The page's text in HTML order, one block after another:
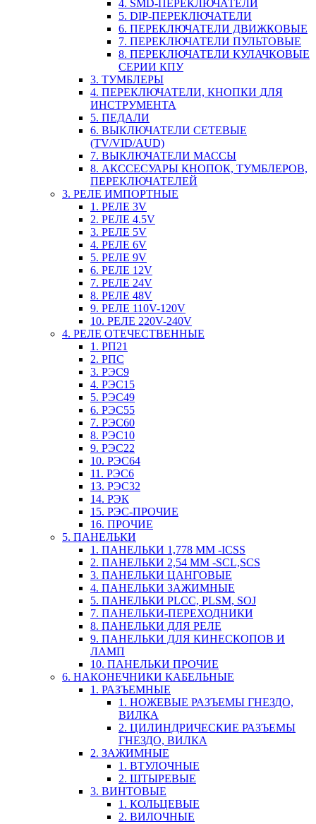
4. SMD-ПЕРЕКЛЮЧАТЕЛИ
5. DIP-ПЕРЕКЛЮЧАТЕЛИ
6. ПЕРЕКЛЮЧАТЕЛИ ДВИЖКОВЫЕ
7. ПЕРЕКЛЮЧАТЕЛИ ПУЛЬТОВЫЕ
8. ПЕРЕКЛЮЧАТЕЛИ КУЛАЧКОВЫЕ
СЕРИИ КПУ
3. ТУМБЛЕРЫ
4. ПЕРЕКЛЮЧАТЕЛИ, КНОПКИ ДЛЯ
ИНСТРУМЕНТА
5. ПЕДАЛИ
6. ВЫКЛЮЧАТЕЛИ СЕТЕВЫЕ
(TV/VID/AUD)
7. ВЫКЛЮЧАТЕЛИ МАССЫ
8. АКССЕСУАРЫ КНОПОК, ТУМБЛЕРОВ,
ПЕРЕКЛЮЧАТЕЛЕЙ
3. РЕЛЕ ИМПОРТНЫЕ
1. РЕЛЕ 3V
2. РЕЛЕ 4.5V
3. РЕЛЕ 5V
4. РЕЛЕ 6V
5. РЕЛЕ 9V
6. РЕЛЕ 12V
7. РЕЛЕ 24V
8. РЕЛЕ 48V
9. РЕЛЕ 110V-120V
10. РЕЛЕ 220V-240V
4. РЕЛЕ ОТЕЧЕСТВЕННЫЕ
1. РП21
2. РПС
3. РЭС9
4. РЭС15
5. РЭС49
6. РЭС55
7. РЭС60
8. РЭС10
9. РЭС22
10. РЭС64
11. РЭС6
13. РЭС32
14. РЭК
15. РЭС-ПРОЧИЕ
16. ПРОЧИЕ
5. ПАНЕЛЬКИ
1. ПАНЕЛЬКИ 1,778 ММ -ICSS
2. ПАНЕЛЬКИ 2,54 ММ -SCL,SCS
3. ПАНЕЛЬКИ ЦАНГОВЫЕ
4. ПАНЕЛЬКИ ЗАЖИМНЫЕ
5. ПАНЕЛЬКИ PLCC, PLSM, SOJ
7. ПАНЕЛЬКИ-ПЕРЕХОДНИКИ
8. ПАНЕЛЬКИ ДЛЯ РЕЛЕ
9. ПАНЕЛЬКИ ДЛЯ КИНЕСКОПОВ И
ЛАМП
10. ПАНЕЛЬКИ ПРОЧИЕ
6. НАКОНЕЧНИКИ КАБЕЛЬНЫЕ
1. РАЗЪЕМНЫЕ
1. НОЖЕВЫЕ РАЗЪЕМЫ ГНЕЗДО,
ВИЛКА
2. ЦИЛИНДРИЧЕСКИЕ РАЗЪЕМЫ
ГНЕЗДО, ВИЛКА
2. ЗАЖИМНЫЕ
1. ВТУЛОЧНЫЕ
2. ШТЫРЕВЫЕ
3. ВИНТОВЫЕ
1. КОЛЬЦЕВЫЕ
2. ВИЛОЧНЫЕ